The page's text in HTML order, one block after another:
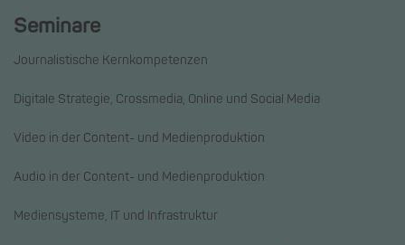
Seminare
Journalistische Kernkompetenzen
Digitale Strategie, Crossmedia, Online und Social Media
Video in der Content- und Medienproduktion
Audio in der Content- und Medienproduktion
Mediensysteme, IT und Infrastruktur